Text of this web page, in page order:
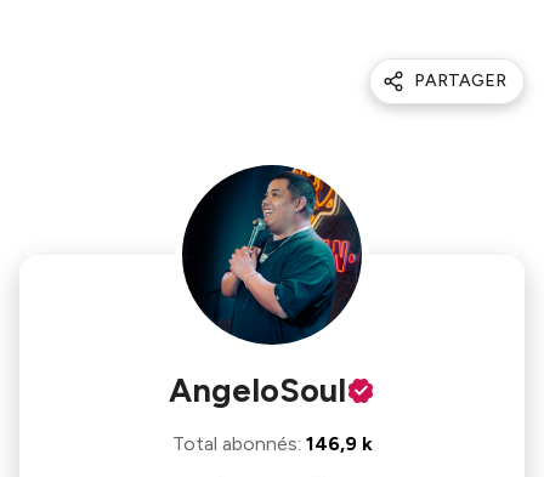
PARTAGER
AngeloSoul
Total abonnés: 146,9 k